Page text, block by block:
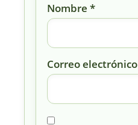
Nombre *
Correo electrónico